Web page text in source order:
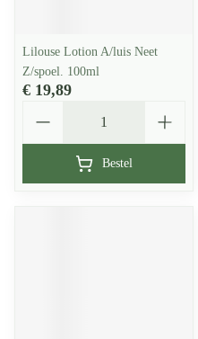
Lilouse Lotion A/luis Neet
Z/spoel. 100ml
€ 19,89
Bestel